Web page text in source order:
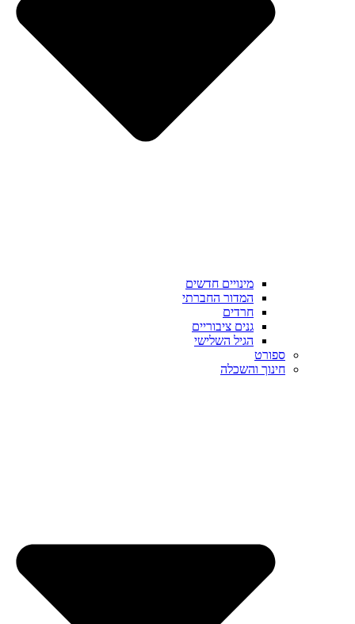
מינויים חדשים
המדור החברתי
חרדים
גנים ציבוריים
הגיל השלישי
ספורט
חינוך והשכלה